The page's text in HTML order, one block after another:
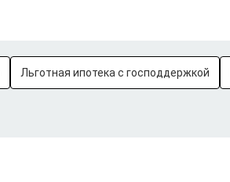
Льготная ипотека с господдержкой